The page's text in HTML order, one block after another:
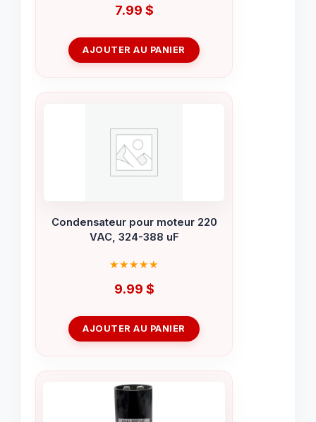
7.99 $
AJOUTER AU PANIER
Condensateur pour moteur 220
VAC, 324-388 uF
9.99 $
AJOUTER AU PANIER